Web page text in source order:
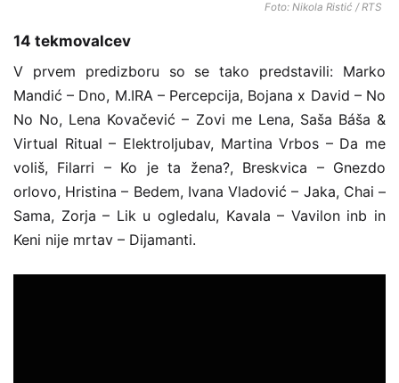
Foto: Nikola Ristić / RTS
14 tekmovalcev
V prvem predizboru so se tako predstavili: Marko
Mandić – Dno, M.IRA – Percepcija, Bojana x David – No
No No, Lena Kovačević – Zovi me Lena, Saša Báša &
Virtual Ritual – Elektroljubav, Martina Vrbos – Da me
voliš, Filarri – Ko je ta žena?, Breskvica – Gnezdo
orlovo, Hristina – Bedem, Ivana Vladović – Jaka, Chai –
Sama, Zorja – Lik u ogledalu, Kavala – Vavilon inb in
Keni nije mrtav – Dijamanti.